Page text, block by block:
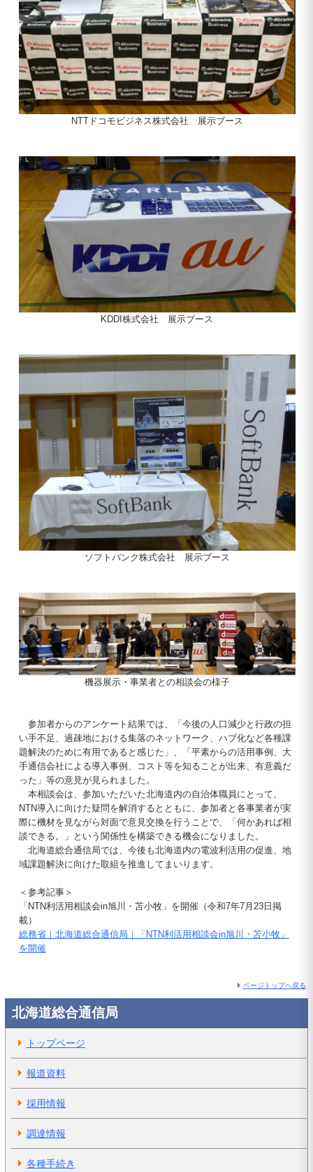
NTTドコモビジネス株式会社 展示ブース
KDDI株式会社 展示ブース
ソフトバンク株式会社 展示ブース
機器展示・事業者との相談会の様子
参加者からのアンケート結果では、「今後の人口減少と行政の担
い手不足、過疎地における集落のネットワーク、ハブ化など各種課
題解決のために有用であると感じた」、「平素からの活用事例、大
手通信会社による導入事例、コスト等を知ることが出来、有意義だ
った」等の意見が見られました。
本相談会は、参加いただいた北海道内の自治体職員にとって、
NTN導入に向けた疑問を解消するとともに、参加者と各事業者が実
際に機材を見ながら対面で意見交換を行うことで、「何かあれば相
談できる。」という関係性を構築できる機会になりました。
北海道総合通信局では、今後も北海道内の電波利活用の促進、地
域課題解決に向けた取組を推進してまいります。
＜参考記事＞
「NTN利活用相談会in旭川・苫小牧」を開催（令和7年7月23日掲
載）
総務省｜北海道総合通信局｜「NTN利活用相談会in旭川・苫小牧」
を開催
ページトップへ戻る
北海道総合通信局
トップページ
報道資料
採用情報
調達情報
各種手続き